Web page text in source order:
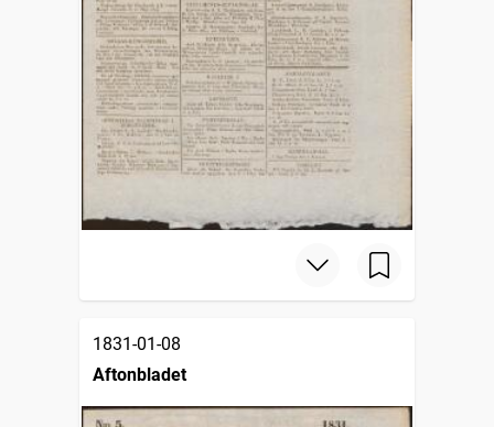
1831-01-08
Aftonbladet